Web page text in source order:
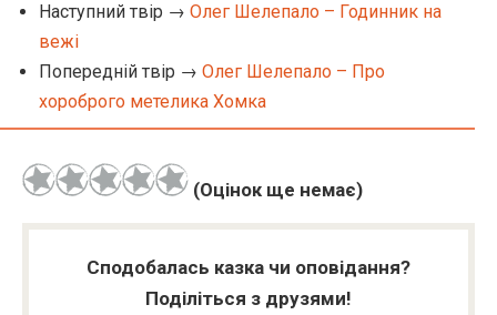
Наступний твір → Олег Шелепало – Годинник на
вежі
Попередній твір → Олег Шелепало – Про
хороброго метелика Хомка
(Оцінок ще немає)
Сподобалась казка чи оповідання?
Поділіться з друзями!